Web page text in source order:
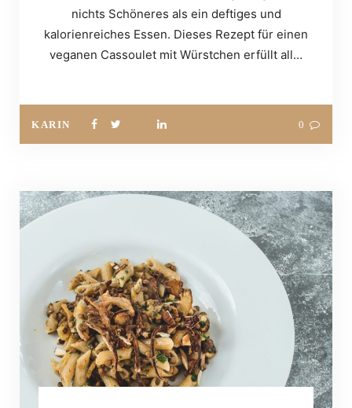
nichts Schöneres als ein deftiges und
kalorienreiches Essen. Dieses Rezept für einen
veganen Cassoulet mit Würstchen erfüllt all…
KARIN 0